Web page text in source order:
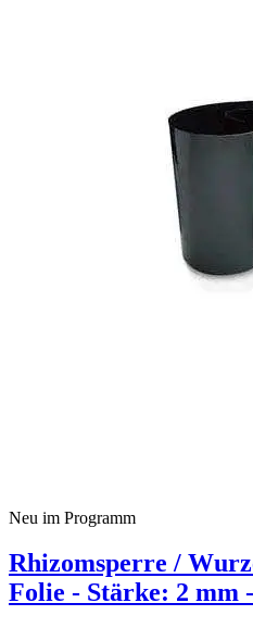
Neu im Programm
Rhizomsperre /
Folie - Stärke: 2 mm